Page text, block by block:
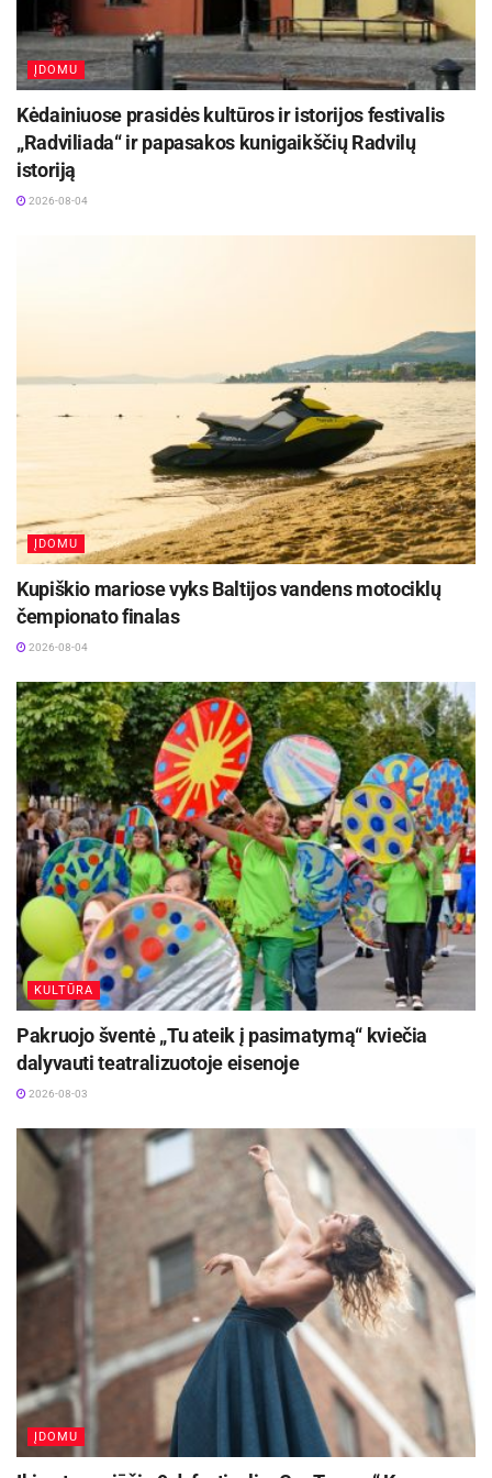
1 3
Giedrė MIČIŪNIENĖ,
Savanorė
Nuotraukos Olgos LUDZIŠ
ĮDOMU
Kėdainiuose prasidės kultūros ir istorijos festivalis
„Radviliada“ ir papasakos kunigaikščių Radvilų
istoriją
2026-08-04
ĮDOMU
Kupiškio mariose vyks Baltijos vandens motociklų
čempionato finalas
2026-08-04
KULTŪRA
Pakruojo šventė „Tu ateik į pasimatymą“ kviečia
dalyvauti teatralizuotoje eisenoje
2026-08-03
ĮDOMU